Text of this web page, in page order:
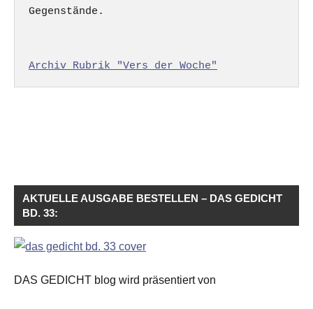
Gegenstände.
Archiv Rubrik "Vers der Woche"
AKTUELLE AUSGABE BESTELLEN – DAS GEDICHT
BD. 33:
DAS GEDICHT blog wird präsentiert von